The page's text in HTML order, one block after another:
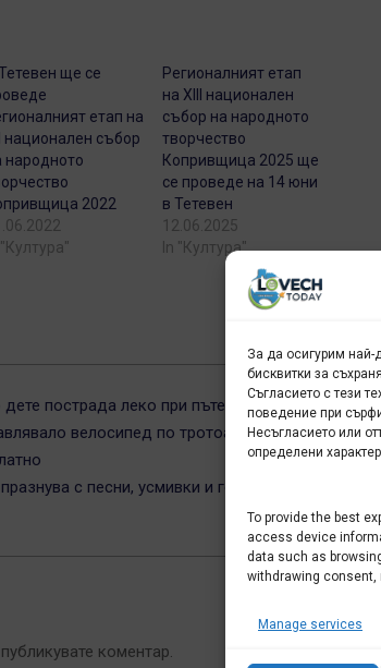
За да осигурим най-
бисквитки за
Съгласието с тези
поведение при
Несъгласието или
определени
To provide the best
access device
data such as
withdrawing
Manage services
ще се
етап на
национален събор
народното
2022
"Култура"
Регионалният етап
на XIII национален
събор на народното
творчество
Копривщица 2025 ще
се проведе на 14 юни
в Тетевен
12.06.2025
In "Култура"
пострада леко при пътен инцидент в
велосипед по тротоара, внезапно
с песни, усмивки и гости под
коментар.